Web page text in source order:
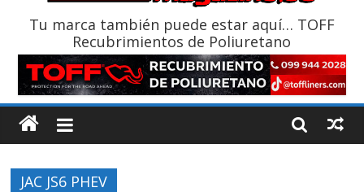
Tu marca también puede estar aquí… TOFF
Recubrimientos de Poliuretano
JAC JS6 PHEV